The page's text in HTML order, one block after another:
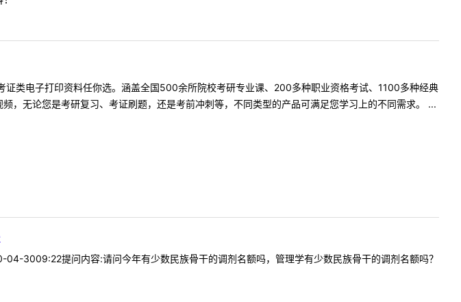
证类电子打印资料任你选。涵盖全国500余所院校考研专业课、200多种职业资格考试、1100多种经典
，无论您是考研复习、考证刷题，还是考前冲刺等，不同类型的产品可满足您学习上的不同需求。 ...
3009:22提问内容:请问今年有少数民族骨干的调剂名额吗，管理学有少数民族骨干的调剂名额吗？